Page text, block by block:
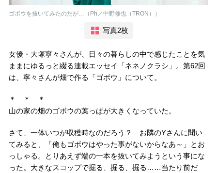
ゴボウを抜いてみたのだが…（Ph／中野修也（TRON））
写真2枚
女優・大塚寧々さんが、日々の暮らしの中で感じたことを気
ままにゆるっと綴る連載エッセイ「ネネノクラシ」。第62回
は、寧々さんが畑で作る「ゴボウ」について。
＊ ＊ ＊
山の家の畑のゴボウの葉っぱが大きくなっていた。
さて、一体いつが収穫時なのだろう？ お隣のYさんに聞い
てみると、「俺もゴボウはやった事がないからなあ～」とお
っしゃる。とりあえず端の一本を抜いてみようという事にな
った。大きなスコップで掘る、掘る、掘る……当たり前だ